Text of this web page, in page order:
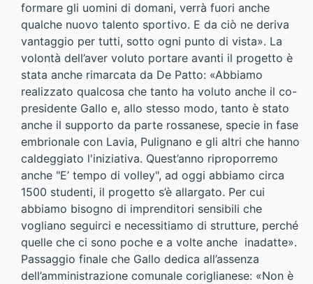
formare gli uomini di domani, verrà fuori anche
qualche nuovo talento sportivo. E da ciò ne deriva
vantaggio per tutti, sotto ogni punto di vista». La
volontà dell’aver voluto portare avanti il progetto è
stata anche rimarcata da De Patto: «Abbiamo
realizzato qualcosa che tanto ha voluto anche il co-
presidente Gallo e, allo stesso modo, tanto è stato
anche il supporto da parte rossanese, specie in fase
embrionale con Lavia, Pulignano e gli altri che hanno
caldeggiato l'iniziativa. Quest’anno riproporremo
anche "E’ tempo di volley", ad oggi abbiamo circa
1500 studenti, il progetto s’è allargato. Per cui
abbiamo bisogno di imprenditori sensibili che
vogliano seguirci e necessitiamo di strutture, perché
quelle che ci sono poche e a volte anche inadatte».
Passaggio finale che Gallo dedica all’assenza
dell’amministrazione comunale coriglianese: «Non è